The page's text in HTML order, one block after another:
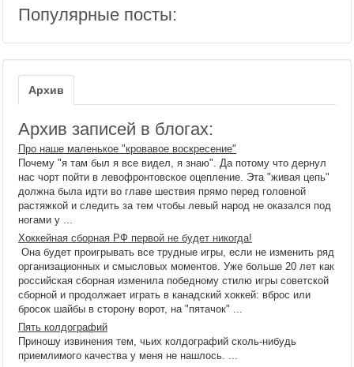
Популярные посты:
Архив
Архив записей в блогах:
Про наше маленькое "кровавое воскресение"
Почему "я там был я все видел, я знаю". Да потому что дернул
нас чорт пойти в левофронтовское оцепление. Эта "живая цепь"
должна была идти во главе шествия прямо перед головной
растяжкой и следить за тем чтобы левый народ не оказался под
ногами у ...
Хоккейная сборная РФ первой не будет никогда!
Она будет проигрывать все трудные игры, если не изменить ряд
организационных и смысловых моментов. Уже больше 20 лет как
российская сборная изменила победному стилю игры советской
сборной и продолжает играть в канадский хоккей: вброс или
бросок шайбы в сторону ворот, на "пятачок" ...
Пять колдографий
Приношу извинения тем, чьих колдографий сколь-нибудь
приемлимого качества у меня не нашлось. ...